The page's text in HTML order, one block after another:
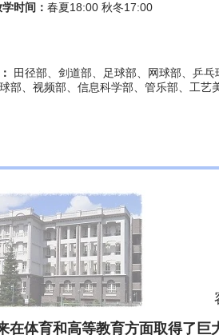
时间： 春夏18:00 秋冬17:00
田径部、剑道部、足球部、网球部、乒乓
部、视频部、信息科学部、管乐部、工艺
在体育和高等教育方面取得了巨